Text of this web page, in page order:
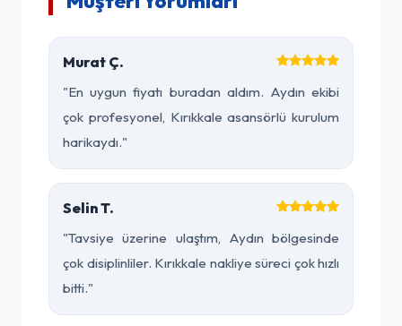
Murat Ç.
"En uygun fiyatı buradan aldım. Aydın ekibi
çok profesyonel, Kırıkkale asansörlü kurulum
harikaydı."
Selin T.
"Tavsiye üzerine ulaştım, Aydın bölgesinde
çok disiplinliler. Kırıkkale nakliye süreci çok hızlı
bitti."